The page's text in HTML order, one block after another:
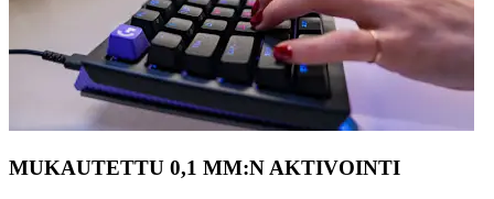
MUKAUTETTU 0,1 MM:N AKTIVOINTI